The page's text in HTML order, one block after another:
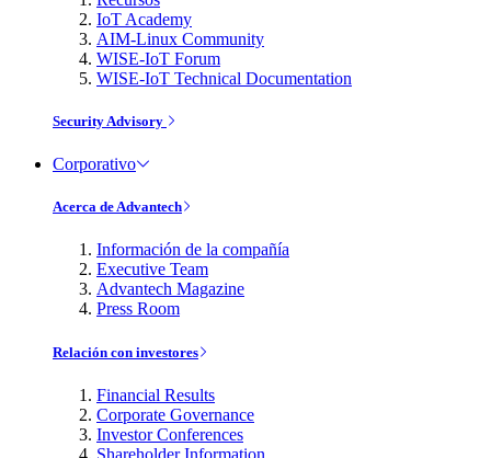
IoT Academy
AIM-Linux Community
WISE-IoT Forum
WISE-IoT Technical Documentation
Security Advisory
Corporativo
Acerca de Advantech
Información de la compañía
Executive Team
Advantech Magazine
Press Room
Relación con investores
Financial Results
Corporate Governance
Investor Conferences
Shareholder Information